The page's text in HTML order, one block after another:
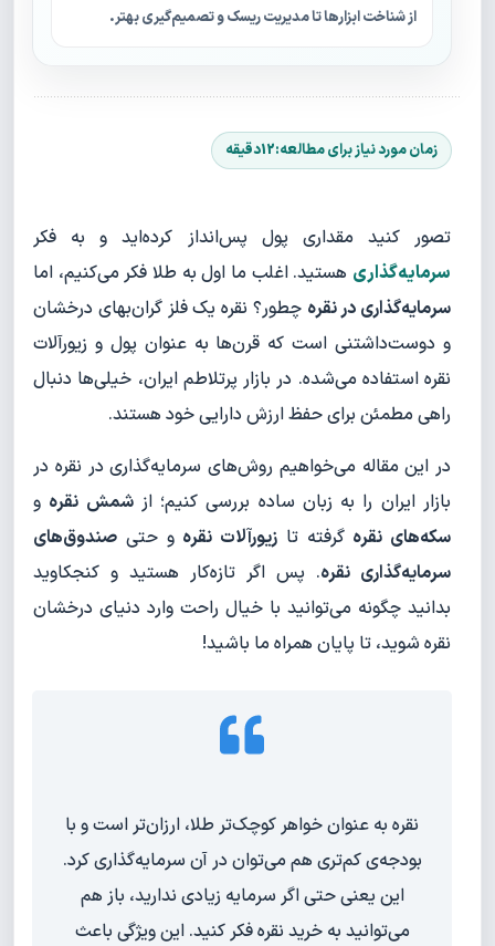
از شناخت ابزارها تا مدیریت ریسک و تصمیم‌گیری بهتر.
تصور کنید مقداری پول پس‌انداز کرده‌اید و به فکر
سرمایه‌گذاری هستید. اغلب ما اول به طلا فکر می‌کنیم، اما
سرمایه‌گذاری در نقره چطور؟ نقره یک فلز گران‌بهای درخشان
و دوست‌داشتنی است که قرن‌ها به عنوان پول و زیورآلات
نقره استفاده می‌شده. در بازار پرتلاطم ایران، خیلی‌ها دنبال
راهی مطمئن برای حفظ ارزش دارایی خود هستند.
در این مقاله می‌خواهیم روش‌های سرمایه‌گذاری در نقره در
بازار ایران را به زبان ساده بررسی کنیم؛ ازشمش نقره و
سکه‌های نقره گرفته تا زیورآلات نقره و حتی صندوق‌های
سرمایه‌گذاری نقره. پس اگر تازه‌کار هستید و کنجکاوید
بدانید چگونه می‌توانید با خیال راحت وارد دنیای درخشان
نقره شوید، تا پایان همراه ما باشید!
نقره به عنوان خواهر کوچک‌تر طلا، ارزان‌تر است و با
بودجه‌ی کم‌تری هم می‌توان در آن سرمایه‌گذاری کرد.
این یعنی حتی اگر سرمایه زیادی ندارید، باز هم
می‌توانید به خرید نقره فکر کنید. این ویژگی باعث